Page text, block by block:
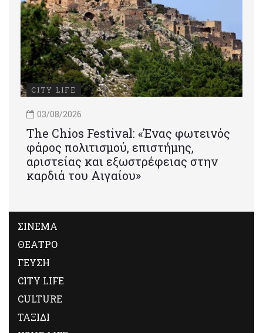
CITY LIFE
03/08/2026
Τhe Chios Festival: «Ένας φωτεινός
φάρος πολιτισμού, επιστήμης,
αριστείας και εξωστρέφειας στην
καρδιά του Αιγαίου»
ΣΙΝΕΜΑ
ΘΕΑΤΡΟ
ΓΕΥΣΗ
CITY LIFE
CULTURE
ΤΑΞΙΔΙ